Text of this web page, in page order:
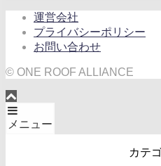
運営会社
プライバシーポリシー
お問い合わせ
© ONE ROOF ALLIANCE
メニュー
カテ